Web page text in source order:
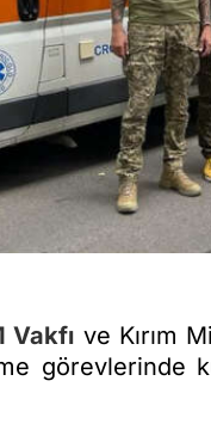
Vakfı ve Kırım
görevlerinde